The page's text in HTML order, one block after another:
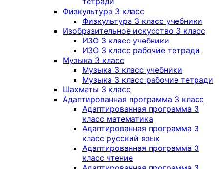
Физкультура 3 класс
Физкультура 3 класс учебники
Изобразительное искусство 3 класс
ИЗО 3 класс учебники
ИЗО 3 класс рабочие тетради
Музыка 3 класс
Музыка 3 класс учебники
Музыка 3 класс рабочие тетради
Шахматы 3 класс
Адаптированная программа 3 класс
Адаптированная программа 3
класс математика
Адаптированная программа 3
класс русский язык
Адаптированная программа 3
класс чтение